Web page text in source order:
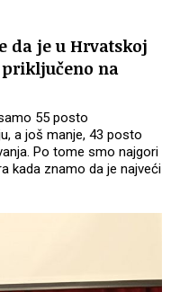
je da je u Hrvatskoj
priključeno na
55 posto
a još manje, 43 posto
Po tome smo najgori
kada znamo da je najveći